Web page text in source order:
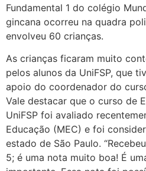
Fundamental 1 do colégio
gincana ocorreu na quadra
envolveu 60 crianças.
As crianças ficaram muito
pelos alunos da UniFSP, que
apoio do coordenador do
Vale destacar que o curso de
UniFSP foi avaliado
Educação (MEC) e foi
estado de São Paulo.
5; é uma nota muito boa! É